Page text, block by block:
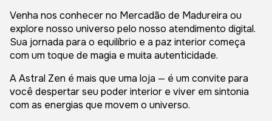
Venha nos conhecer no Mercadão de Madureira ou
explore nosso universo pelo nosso atendimento digital.
Sua jornada para o equilíbrio e a paz interior começa
com um toque de magia e muita autenticidade.
A Astral Zen é mais que uma loja — é um convite para
você despertar seu poder interior e viver em sintonia
com as energias que movem o universo.